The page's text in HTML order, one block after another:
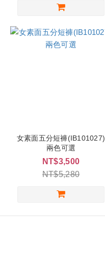
女素面五分短褲(IB101027)
兩色可選
NT$3,500
NT$5,280